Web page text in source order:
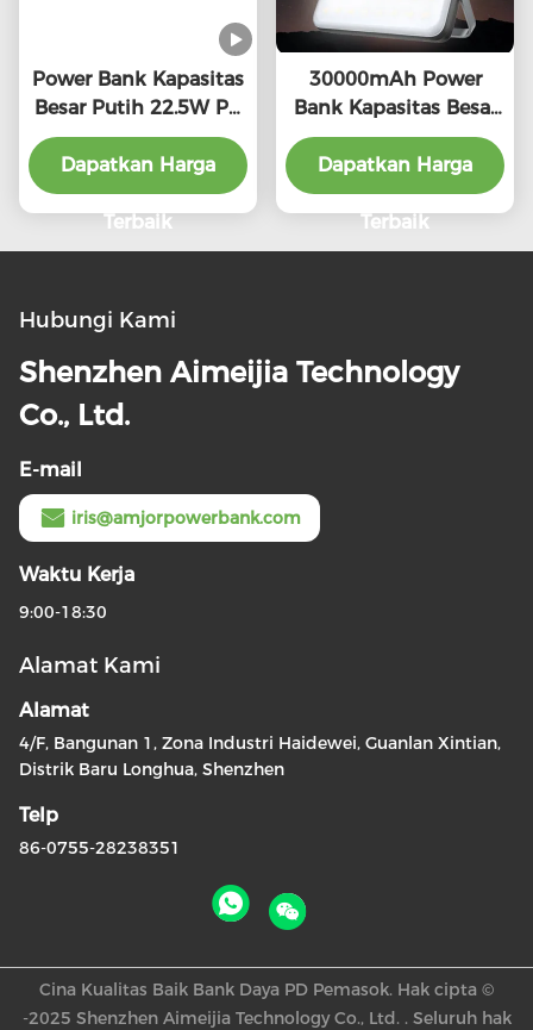
Power Bank Kapasitas
Besar Putih 22.5W PD
Output Dengan
Indikator LED
Perlindungan
Keselamatan
Dapatkan Harga
Terbaik
30000mAh Power
Bank Kapasitas Besar
Perlindungan
Overcharge Dengan
Lithium Polymer
Battery Type
Dapatkan Harga
Terbaik
Hubungi Kami
Shenzhen Aimeijia Technology
Co., Ltd.
E-mail
iris@amjorpowerbank.com
Waktu Kerja
9:00-18:30
Alamat Kami
Alamat
4/F, Bangunan 1, Zona Industri Haidewei, Guanlan Xintian,
Distrik Baru Longhua, Shenzhen
Telp
86-0755-28238351
Cina Kualitas Baik Bank Daya PD Pemasok. Hak cipta ©
-2025 Shenzhen Aimeijia Technology Co., Ltd. . Seluruh hak